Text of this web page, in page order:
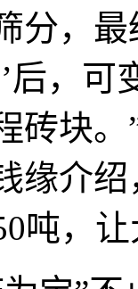
分，
后，
砖块
缘介
吨，